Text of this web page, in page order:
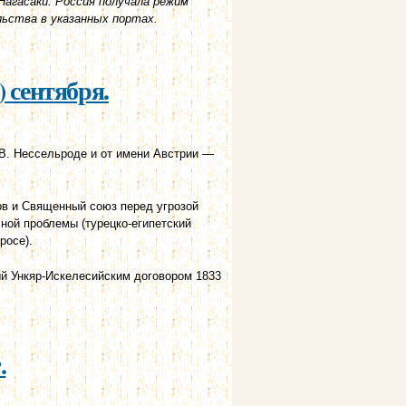
в указанных портах.
и от имени Австрии —
и Священный союз перед угрозой
проблемы (турецко-египетский
Ункяр-Искелесийским договором 1833